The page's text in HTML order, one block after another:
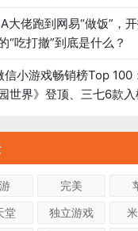
大佬跑到网易“做饭”，
“吃打撤”到底是什么？
信小游戏畅销榜Top 100
世界》登顶、三七6款
完美
堂
独立游戏